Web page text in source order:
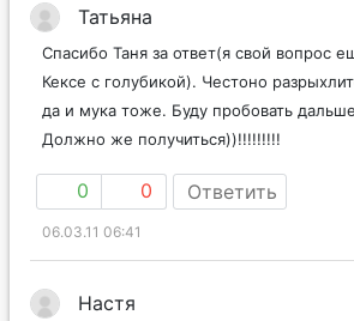
Татьяна
Спасибо Таня за ответ(я свой вопрос
Кексе с голубикой). Честоно
да и мука тоже. Буду пробовать
Должно же получиться))!!!!!!!!!
0 0 Ответить
06.03.11 06:41
Настя